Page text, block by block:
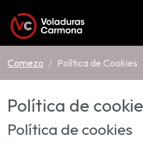
Comezo Política de Cookies
Política de
Política de cookies